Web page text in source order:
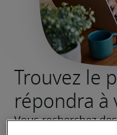
Trouvez le
répondra à
Vous recherchez